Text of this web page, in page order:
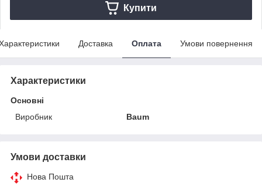
Купити
Доставка Оплата Умови повернення
Характеристики
Основні
Виробник
Baum
Умови доставки
Нова Пошта